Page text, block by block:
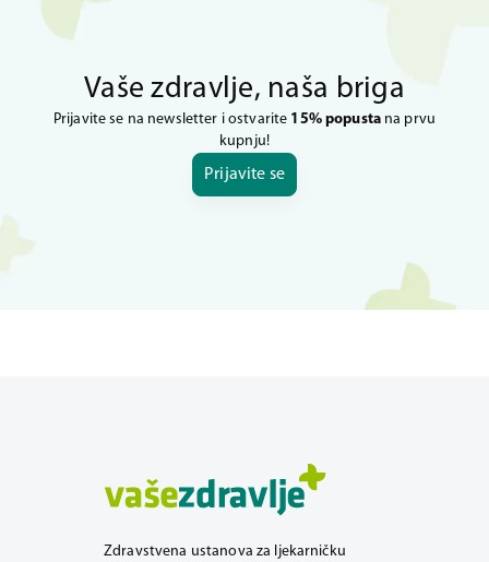
Vaše zdravlje, naša briga
Prijavite se na newsletter i ostvarite 15% popustana prvu
kupnju!
Prijavite se
Zdravstvena ustanova za ljekarničku